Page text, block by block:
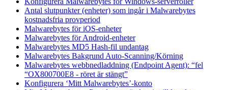
Antal slutpunkter (enheter) som ingår i Malwarebytes
kostnadsfria provperiod
Malwarebytes för iOS-enheter
Malwarebytes för Android-enheter
Malwarebytes MD5 Hash-fil undantag
Malwarebytes Bakgrund Auto-Scanning/Körning
Malwarebytes webbnedladdning (Endpoint Agent): “fel
“OX800700E8 - röret är stängt”
Konfigurera ‘Mitt Malwarebytes’-konto